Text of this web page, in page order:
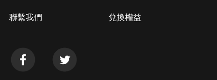
聯繫我們 兌換權益